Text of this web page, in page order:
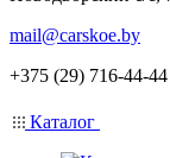
mail@carskoe.by
+375 (29) 716-44-44
Каталог